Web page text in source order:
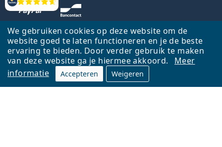
We gebruiken cookies op deze website om de
website goed te laten functioneren en je de beste
ervaring te bieden. Door verder gebruik te maken
van deze website ga je hiermee akkoord.
Meer
informatie
Accepteren Weigeren
Beoordelingen
Terug naar de homepagina Ga omhoog